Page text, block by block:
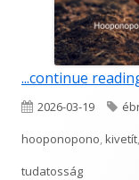
...continue
Published
on
2026-03-19
hooponopono,kivetít,
tudatosság